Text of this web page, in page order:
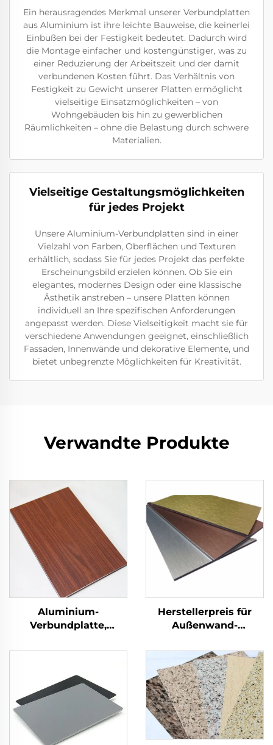
Ein herausragendes Merkmal unserer Verbundplatten
aus Aluminium ist ihre leichte Bauweise, die keinerlei
Einbußen bei der Festigkeit bedeutet. Dadurch wird
die Montage einfacher und kostengünstiger, was zu
einer Reduzierung der Arbeitszeit und der damit
verbundenen Kosten führt. Das Verhältnis von
Festigkeit zu Gewicht unserer Platten ermöglicht
vielseitige Einsatzmöglichkeiten – von
Wohngebäuden bis hin zu gewerblichen
Räumlichkeiten – ohne die Belastung durch schwere
Materialien.
Vielseitige Gestaltungsmöglichkeiten
für jedes Projekt
Unsere Aluminium-Verbundplatten sind in einer
Vielzahl von Farben, Oberflächen und Texturen
erhältlich, sodass Sie für jedes Projekt das perfekte
Erscheinungsbild erzielen können. Ob Sie ein
elegantes, modernes Design oder eine klassische
Ästhetik anstreben – unsere Platten können
individuell an Ihre spezifischen Anforderungen
angepasst werden. Diese Vielseitigkeit macht sie für
verschiedene Anwendungen geeignet, einschließlich
Fassaden, Innenwände und dekorative Elemente, und
bietet unbegrenzte Möglichkeiten für Kreativität.
Verwandte Produkte
Aluminium-
Verbundplatte,
Wandverkleidung, 4
Herstellerpreis für
Außenwand-
Aluminium-
Verbundplatte
Alucobond